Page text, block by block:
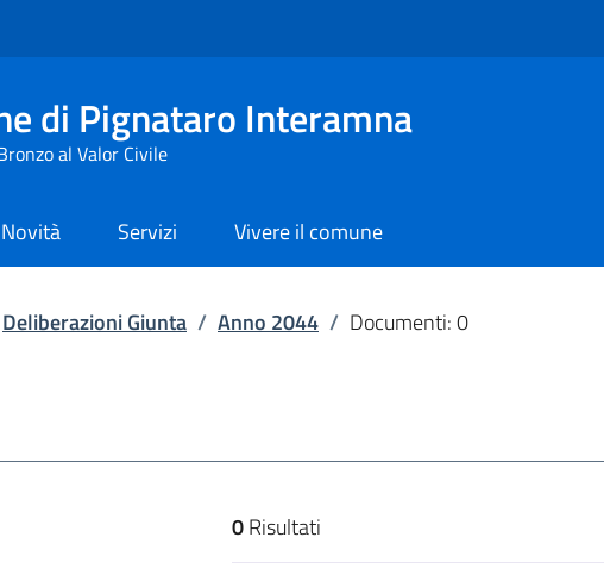
di Pignataro Interamna
al Valor Civile
Novità Servizi Vivere il comune
Deliberazioni Giunta / Anno 2044 / Documenti: 0
Risultati di ricerca
0Risultati